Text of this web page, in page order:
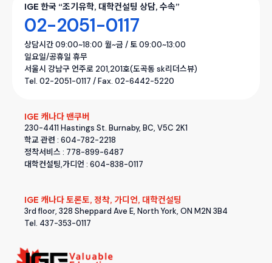
IGE 한국 “조기유학, 대학컨설팅 상담, 수속”
02-2051-0117
상담시간 09:00~18:00 월~금 / 토 09:00~13:00
일요일/공휴일 휴무
서울시 강남구 언주로 201,201호(도곡동 sk리더스뷰)
Tel. 02-2051-0117 / Fax. 02-6442-5220
IGE 캐나다 밴쿠버
230-4411 Hastings St. Burnaby, BC, V5C 2K1
학교 관련 : 604-782-2218
정착서비스 : 778-899-6487
대학컨설팅,가디언 : 604-838-0117
IGE 캐나다 토론토, 정착, 가디언, 대학컨설팅
3rd floor, 328 Sheppard Ave E, North York, ON M2N 3B4
Tel. 437-353-0117